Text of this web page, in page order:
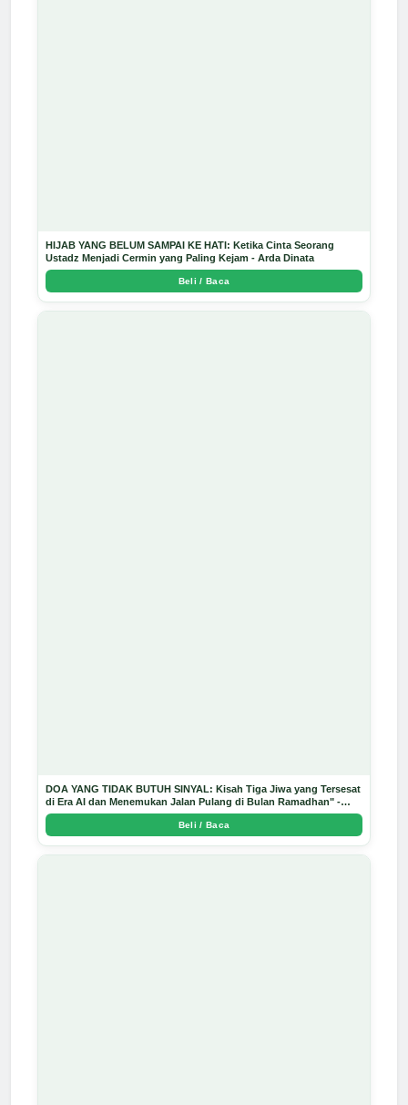
HIJAB YANG BELUM SAMPAI KE HATI: Ketika Cinta Seorang
Ustadz Menjadi Cermin yang Paling Kejam - Arda Dinata
Beli / Baca
DOA YANG TIDAK BUTUH SINYAL: Kisah Tiga Jiwa yang Tersesat
di Era AI dan Menemukan Jalan Pulang di Bulan Ramadhan" -
Arda Dinata
Beli / Baca